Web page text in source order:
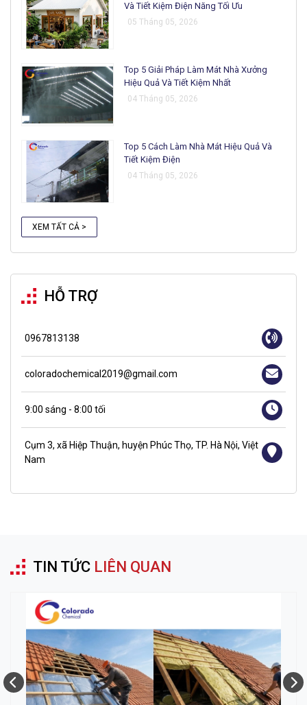
Và Tiết Kiệm Điện Năng Tối Ưu
05 Tháng 05, 2026
Top 5 Giải Pháp Làm Mát Nhà Xưởng
Hiệu Quả Và Tiết Kiệm Nhất
04 Tháng 05, 2026
Top 5 Cách Làm Nhà Mát Hiệu Quả Và
Tiết Kiệm Điện
04 Tháng 05, 2026
XEM TẤT CẢ >
HỖ TRỢ
0967813138
coloradochemical2019@gmail.com
9:00 sáng - 8:00 tối
Cụm 3, xã Hiệp Thuận, huyện Phúc Thọ, TP. Hà Nội, Việt
Nam
TIN TỨC LIÊN QUAN